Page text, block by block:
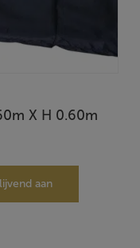
X H 0.60m
aan